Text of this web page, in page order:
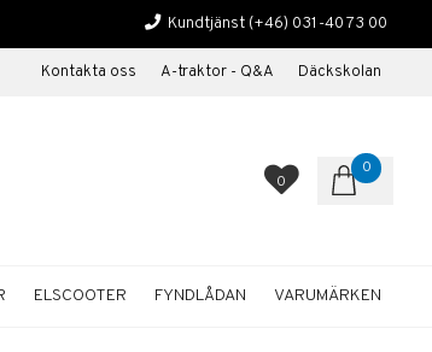
Kundtjänst (+46) 031-40 73 00
Kontakta oss A-traktor - Q&A Däckskolan
0
0
ELSCOOTER FYNDLÅDAN VARUMÄRKEN